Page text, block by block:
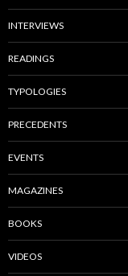
INTERVIEWS
READINGS
TYPOLOGIES
PRECEDENTS
EVENTS
MAGAZINES
BOOKS
VIDEOS